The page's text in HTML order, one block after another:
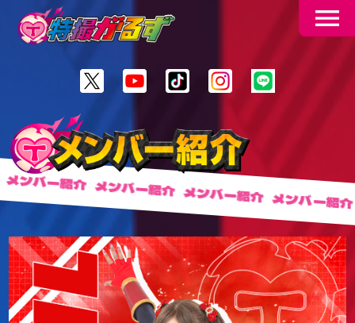
menu
紹介 メンバー紹介 メンバー紹介 メンバー紹介 メン